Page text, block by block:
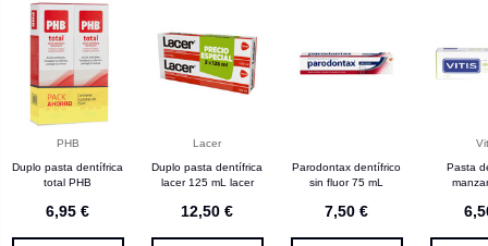
PHB
Duplo pasta dentífrica
total PHB
6,95 €
Lacer
Duplo pasta dentífrica
lacer 125 mL lacer
12,50 €
Parodontax dentífrico
sin fluor 75 mL
7,50 €
Pasta